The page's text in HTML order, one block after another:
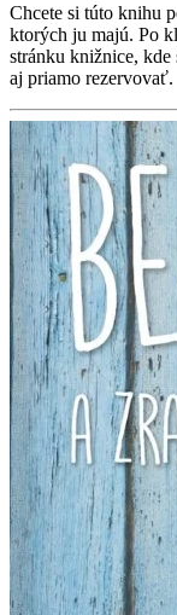
Chcete si túto knihu
ktorých ju majú. Po
stránku knižnice,
aj priamo rezervovať.